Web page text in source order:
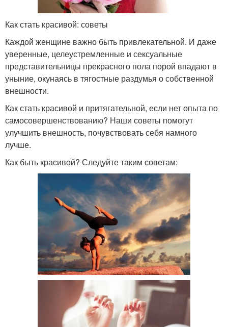
Как стать красивой: советы
Каждой женщине важно быть привлекательной. И даже
уверенные, целеустремленные и сексуальные
представительницы прекрасного пола порой впадают в
уныние, окунаясь в тягостные раздумья о собственной
внешности.
Как стать красивой и притягательной, если нет опыта по
самосовершенствованию? Наши советы помогут
улучшить внешность, почувствовать себя намного
лучше.
Как быть красивой? Следуйте таким советам: